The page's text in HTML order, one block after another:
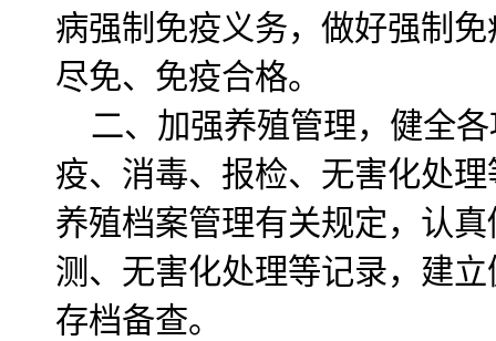
病强制免疫义务，做好强制
尽免、免疫合格。
二、加强养殖管理，健全
疫、消毒、报检、无害化处
养殖档案管理有关规定，认
测、无害化处理等记录，建
存档备查。